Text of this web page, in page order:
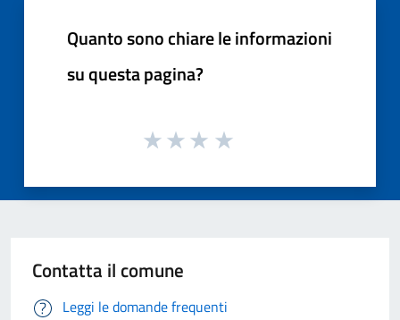
Quanto sono chiare le informazioni
su questa pagina?
Contatta il comune
Leggi le domande frequenti